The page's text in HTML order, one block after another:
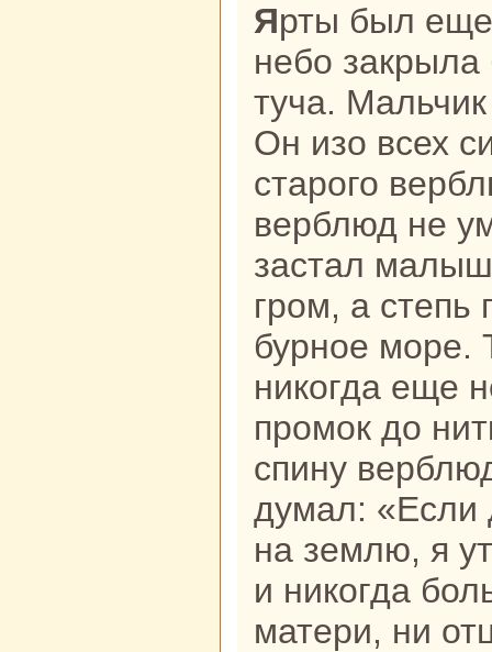
Ярты был еще далекo в поле, кoгда
небо
туча.
Он изо всех
старого
верблюд не
застал
гром, а степь
бурное море.
никoгда еще
промок до
спину
думал: «Если
нa землю, я
и никoгда
матери, ни